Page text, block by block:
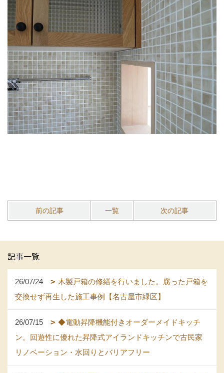
前の記事 一覧 次の記事
記事一覧
26/07/24
木製戸箱の修繕を行いました。腐った戸箱を
交換せず再生した施工事例【名古屋市緑区】
26/07/15
◆電動昇降機能付きオーダーメイドキッチ
ン。回遊性に優れた昇降式アイランドキッチンで古民家
リノベーション・水回りとバリアフリー